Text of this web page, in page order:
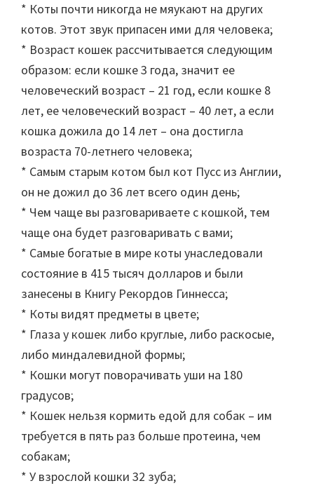
* Коты почти никогда не мяукают на других
котов. Этот звук припасен ими для человека;
* Возраст кошек рассчитывается следующим
образом: если кошке 3 года, значит ее
человеческий возраст – 21 год, если кошке 8
лет, ее человеческий возраст – 40 лет, а если
кошка дожила до 14 лет – она достигла
возраста 70-летнего человека;
* Самым старым котом был кот Пусс из Англии,
он не дожил до 36 лет всего один день;
* Чем чаще вы разговариваете с кошкой, тем
чаще она будет разговаривать с вами;
* Самые богатые в мире коты унаследовали
состояние в 415 тысяч долларов и были
занесены в Книгу Рекордов Гиннесса;
* Коты видят предметы в цвете;
* Глаза у кошек либо круглые, либо раскосые,
либо миндалевидной формы;
* Кошки могут поворачивать уши на 180
градусов;
* Кошек нельзя кормить едой для собак – им
требуется в пять раз больше протеина, чем
собакам;
* У взрослой кошки 32 зуба;